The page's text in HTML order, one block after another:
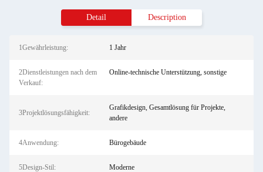
Detail Description
1Gewährleistung: 1 Jahr
2Dienstleistungen nach dem
Verkauf:
Online-technische Unterstützung, sonstige
3Projektlösungsfähigkeit:
Grafikdesign, Gesamtlösung für Projekte,
andere
4Anwendung: Bürogebäude
5Design-Stil: Moderne